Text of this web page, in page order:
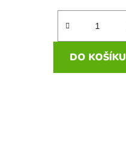
DO KOŠÍKU